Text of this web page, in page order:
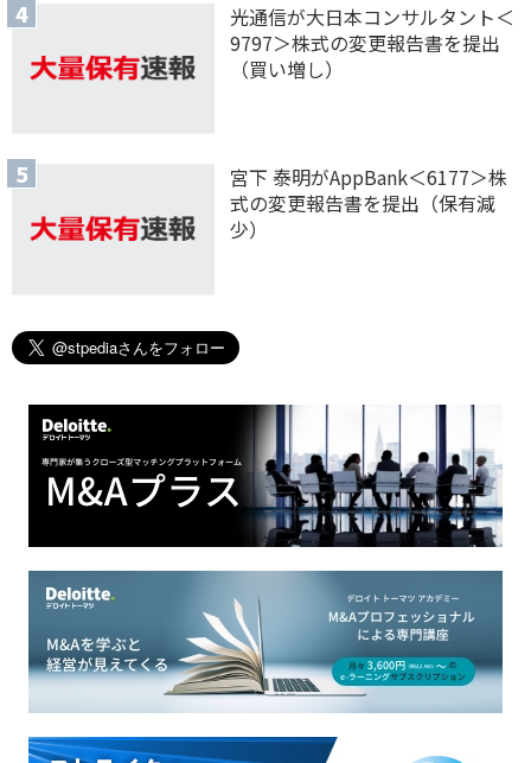
光通信が大日本コンサルタント＜
9797＞株式の変更報告書を提出
（買い増し）
宮下 泰明がAppBank＜6177＞株
式の変更報告書を提出（保有減
少）